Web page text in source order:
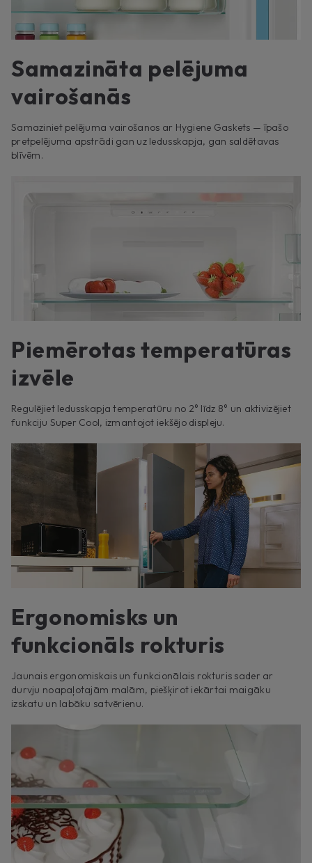
Samazināta pelējuma
vairošanās
Samaziniet pelējuma vairošanos ar Hygiene Gaskets — īpašo
pretpelējuma apstrādi gan uz ledusskapja, gan saldētavas
blīvēm.
Piemērotas temperatūras
izvēle
Regulējiet ledusskapja temperatūru no 2° līdz 8° un aktivizējiet
funkciju Super Cool, izmantojot iekšējo displeju.
Ergonomisks un
funkcionāls rokturis
Jaunais ergonomiskais un funkcionālais rokturis sader ar
durvju noapaļotajām malām, piešķirot iekārtai maigāku
izskatu un labāku satvērienu.